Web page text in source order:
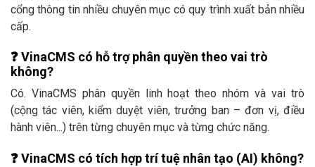
cổng thông tin nhiều chuyên mục có quy trình xuất bản nhiều
cấp.
❓VinaCMS có hỗ trợ phân quyền theo vai trò
không?
Có. VinaCMS phân quyền linh hoạt theo nhóm và vai trò
(cộng tác viên, kiểm duyệt viên, trưởng ban – đơn vị, điều
hành viên...) trên từng chuyên mục và từng chức năng.
❓VinaCMS có tích hợp trí tuệ nhân tạo (AI) không?